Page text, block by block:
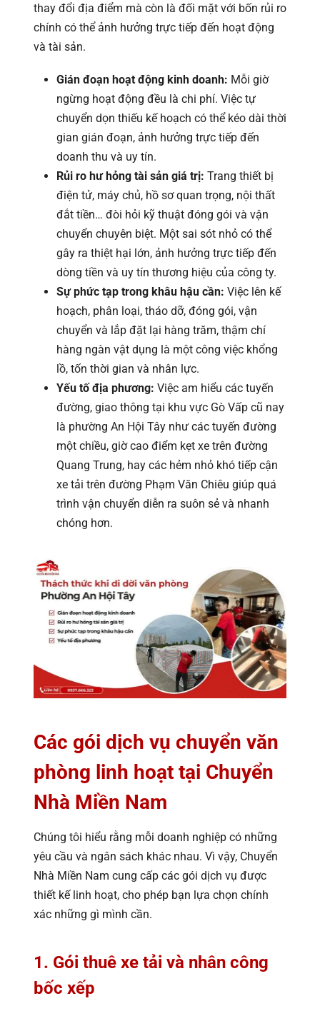
thay đổi địa điểm mà còn là đối mặt với bốn rủi ro
chính có thể ảnh hưởng trực tiếp đến hoạt động
và tài sản.
Gián đoạn hoạt động kinh doanh: Mỗi giờ
ngừng hoạt động đều là chi phí. Việc tự
chuyển dọn thiếu kế hoạch có thể kéo dài thời
gian gián đoạn, ảnh hưởng trực tiếp đến
doanh thu và uy tín.
Rủi ro hư hỏng tài sản giá trị: Trang thiết bị
điện tử, máy chủ, hồ sơ quan trọng, nội thất
đắt tiền… đòi hỏi kỹ thuật đóng gói và vận
chuyển chuyên biệt. Một sai sót nhỏ có thể
gây ra thiệt hại lớn, ảnh hưởng trực tiếp đến
dòng tiền và uy tín thương hiệu của công ty.
Sự phức tạp trong khâu hậu cần: Việc lên kế
hoạch, phân loại, tháo dỡ, đóng gói, vận
chuyển và lắp đặt lại hàng trăm, thậm chí
hàng ngàn vật dụng là một công việc khổng
lồ, tốn thời gian và nhân lực.
Yếu tố địa phương: Việc am hiểu các tuyến
đường, giao thông tại khu vực Gò Vấp cũ nay
là phường An Hội Tây như các tuyến đường
một chiều, giờ cao điểm kẹt xe trên đường
Quang Trung, hay các hẻm nhỏ khó tiếp cận
xe tải trên đường Phạm Văn Chiêu giúp quá
trình vận chuyển diễn ra suôn sẻ và nhanh
chóng hơn.
Các gói dịch vụ chuyển văn
phòng linh hoạt tại Chuyển
Nhà Miền Nam
Chúng tôi hiểu rằng mỗi doanh nghiệp có những
yêu cầu và ngân sách khác nhau. Vì vậy, Chuyển
Nhà Miền Nam cung cấp các gói dịch vụ được
thiết kế linh hoạt, cho phép bạn lựa chọn chính
xác những gì mình cần.
1. Gói thuê xe tải và nhân công
bốc xếp